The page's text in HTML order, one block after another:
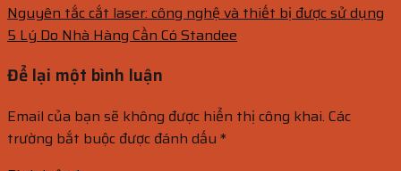
Nguyên tắc cắt laser: công nghệ và thiết bị được sử dụng
5 Lý Do Nhà Hàng Cần Có Standee
Để lại một bình luận
Email của bạn sẽ không được hiển thị công khai. Các
trường bắt buộc được đánh dấu *